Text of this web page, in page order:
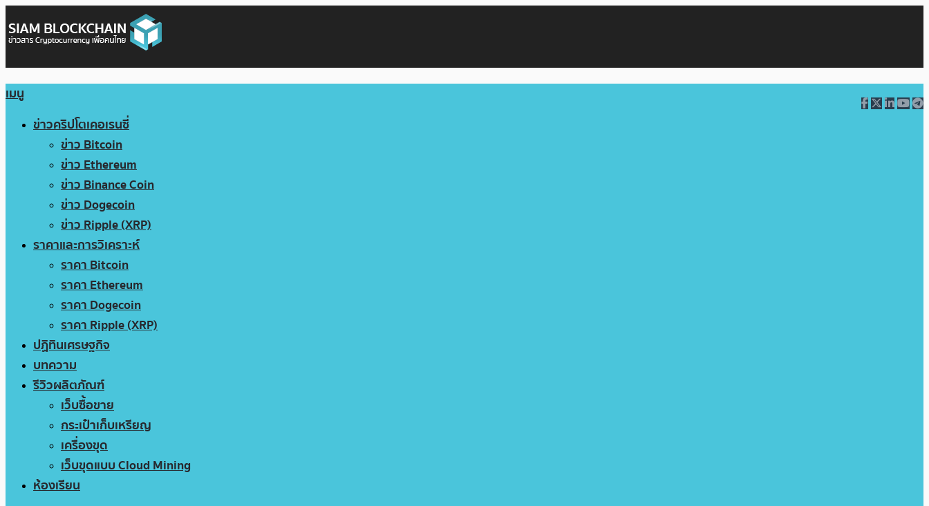
เมนู
ข่าวคริปโตเคอเรนซี่
ข่าว Bitcoin
ข่าว Ethereum
ข่าว Binance Coin
ข่าว Dogecoin
ข่าว Ripple (XRP)
ราคาและการวิเคราะห์
ราคา Bitcoin
ราคา Ethereum
ราคา Dogecoin
ราคา Ripple (XRP)
ปฏิทินเศรษฐกิจ
บทความ
รีวิวผลิตภัณฑ์
เว็บซื้อขาย
กระเป๋าเก็บเหรียญ
เครื่องขุด
เว็บขุดแบบ Cloud Mining
ห้องเรียน